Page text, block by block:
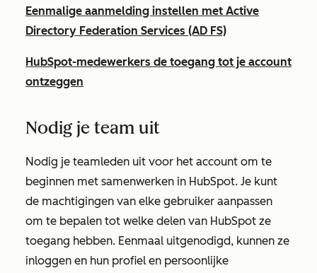
Eenmalige aanmelding instellen met Active
Directory Federation Services (AD FS)
HubSpot-medewerkers de toegang tot je account
ontzeggen
Nodig je team uit
Nodig je teamleden uit voor het account om te
beginnen met samenwerken in HubSpot. Je kunt
de machtigingen van elke gebruiker aanpassen
om te bepalen tot welke delen van HubSpot ze
toegang hebben. Eenmaal uitgenodigd, kunnen ze
inloggen en hun profiel en persoonlijke